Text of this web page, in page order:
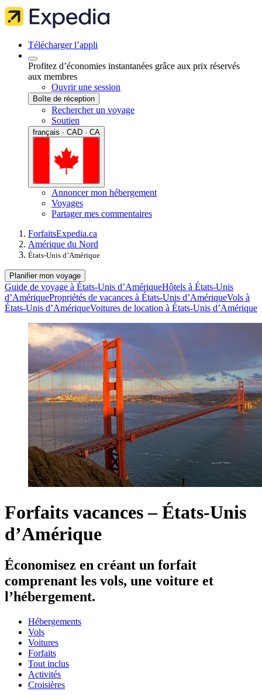
Télécharger l’appli
Profitez d’économies instantanées grâce aux prix réservés
aux membres
Ouvrir une session
Boîte de réception
Rechercher un voyage
Soutien
français · CAD · CA
Annoncer mon hébergement
Voyages
Partager mes commentaires
ForfaitsExpedia.ca
Amérique du Nord
États-Unis d’Amérique
Planifier mon voyage
Guide de voyage à États-Unis d’AmériqueHôtels à États-Unis
d’AmériquePropriétés de vacances à États-Unis d’AmériqueVols à
États-Unis d’AmériqueVoitures de location à États-Unis d’Amérique
Forfaits vacances – États-Unis
d’Amérique
Économisez en créant un forfait
comprenant les vols, une voiture et
l’hébergement.
Hébergements
Vols
Voitures
Forfaits
Tout inclus
Activités
Croisières